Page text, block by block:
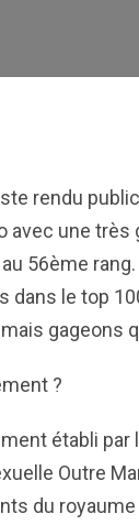
rendu
avec une très
56ème
dans le top
gageons
?
établi par
Outre
du